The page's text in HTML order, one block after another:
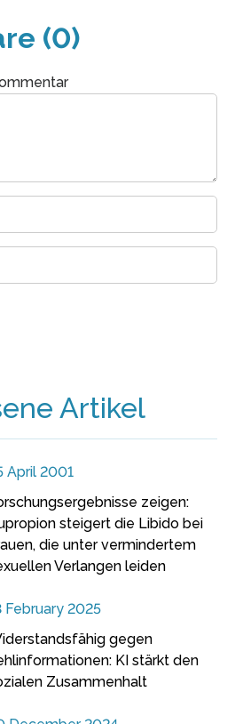
(0)
Artikel
April 2001
zeigen:
steigert die Libido bei
die unter vermindertem
Verlangen leiden
February 2025
gegen
KI stärkt den
Zusammenhalt